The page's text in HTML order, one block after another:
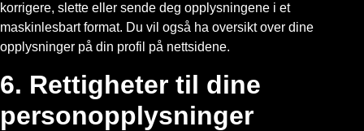
korrigere, slette eller sende deg opplysningene i et
maskinlesbart format. Du vil også ha oversikt over dine
opplysninger på din profil på nettsidene.
6. Rettigheter til dine
personopplysninger